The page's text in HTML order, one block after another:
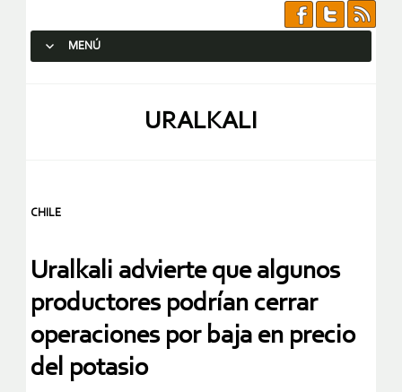
MENÚ
URALKALI
CHILE
Uralkali advierte que algunos
productores podrían cerrar
operaciones por baja en precio
del potasio